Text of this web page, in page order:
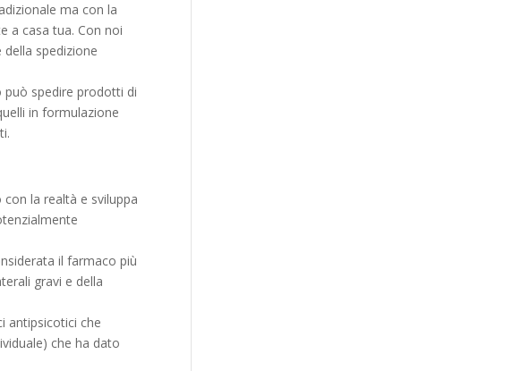
ma con la
a casa tua. Con noi
spedizione
può spedire prodotti di
in formulazione
la realtà e sviluppa
il farmaco più
gravi e della
antipsicotici che
che ha dato